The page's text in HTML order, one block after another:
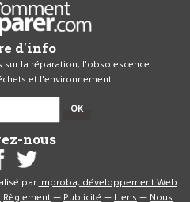
d'info
sur la réparation, l'obsolescence
et l'environnement.
OK
nous
parImproba, développement Web
Règlement—Publicité—Liens—Nous